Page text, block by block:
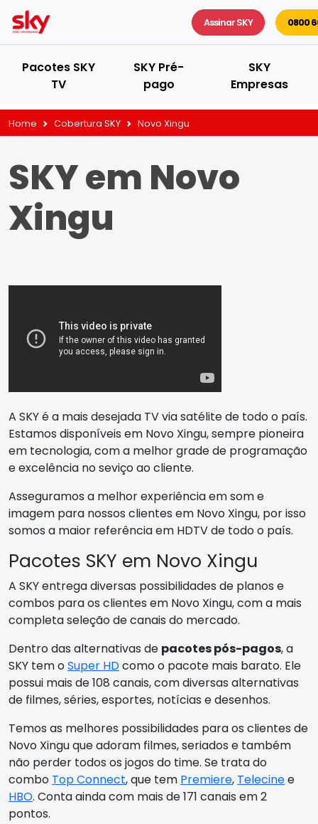
Assinar SKY 0800
Pacotes SKY
TV
SKY Pré-
pago
SKY
Empresas
Home Cobertura SKY Novo Xingu
SKY em Novo
Xingu
A SKY é a mais desejada TV via satélite de todo o país.
Estamos disponíveis em Novo Xingu, sempre pioneira
em tecnologia, com a melhor grade de programação
e excelência no seviço ao cliente.
Asseguramos a melhor experiência em som e
imagem para nossos clientes em Novo Xingu, por isso
somos a maior referência em HDTV de todo o país.
Pacotes SKY em Novo Xingu
A SKY entrega diversas possibilidades de planos e
combos para os clientes em Novo Xingu, com a mais
completa seleção de canais do mercado.
Dentro das alternativas de pacotes pós-pagos, a
SKY tem oSuper HDcomo o pacote mais barato. Ele
possui mais de 108 canais, com diversas alternativas
de filmes, séries, esportes, notícias e desenhos.
Temos as melhores possibilidades para os clientes de
Novo Xingu que adoram filmes, seriados e também
não perder todos os jogos do time. Se trata do
combo Top Connect, que tem Premiere, Telecinee
HBO. Conta ainda com mais de 171 canais em 2
pontos.